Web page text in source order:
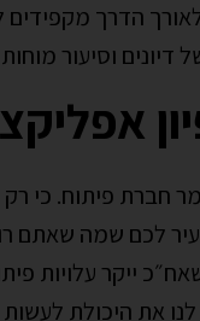
הדרך מקפידים
דיונים וסיעור
חברת פיתוח. כי
שמה שאתם
ייקר עלויות
את היכולת